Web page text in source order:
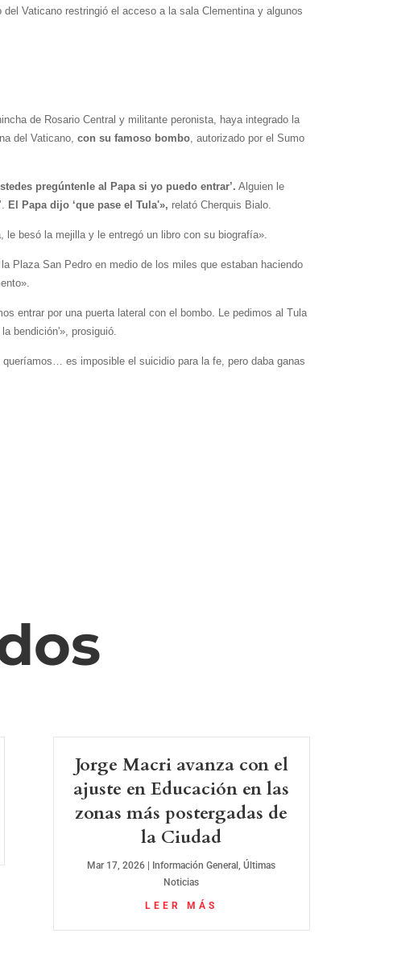
Vaticano restringió el acceso a la sala Clementina y algunos
de Rosario Central y militante peronista, haya integrado la
del Vaticano,con su famoso bombo, autorizado por el Sumo
pregúntenle al Papa si yo puedo entrar’. Alguien le
El Papa dijo ‘que pase el Tula'», relató Cherquis Bialo.
le besó la mejilla y le entregó un libro con su biografía».
Plaza San Pedro en medio de los miles que estaban haciendo
entrar por una puerta lateral con el bombo. Le pedimos al Tula
bendición'», prosiguió.
es imposible el suicidio para la fe, pero daba ganas
Jorge Macri avanza con el
ajuste en Educación en las
zonas más postergadas de
la Ciudad
Mar 17, 2026 Información General,Últimas
Noticias
LEER MÁS